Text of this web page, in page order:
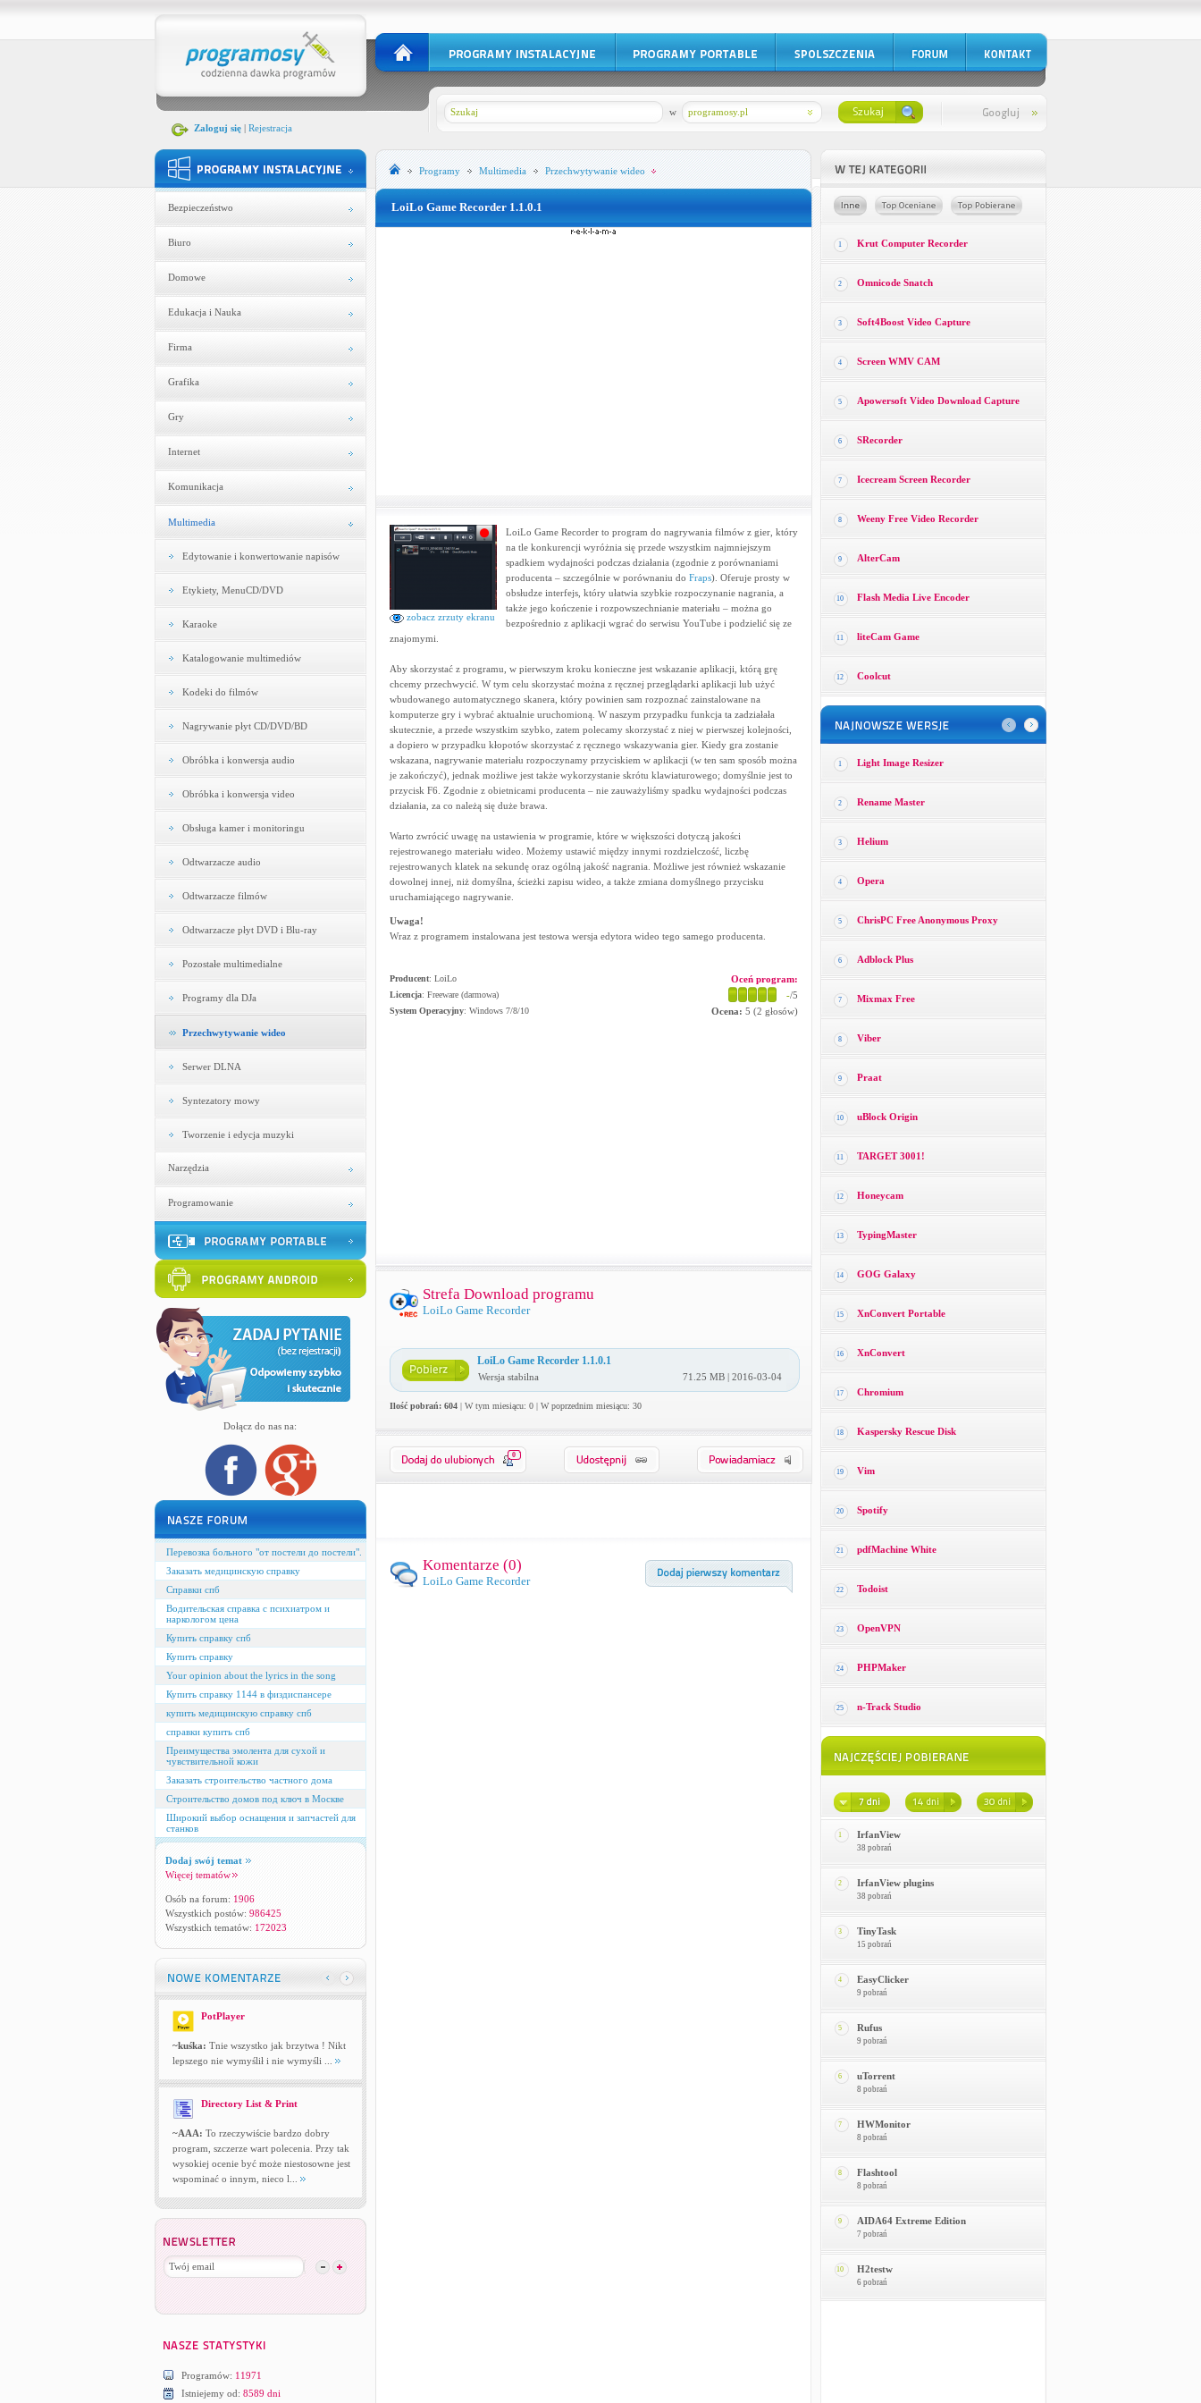
Zaloguj się| Rejestracja
programosy.pl
w
Bezpieczeństwo
Biuro
Domowe
Edukacja i Nauka
Firma
Grafika
Gry
Internet
Komunikacja
Multimedia
Edytowanie i konwertowanie napisów
Etykiety, MenuCD/DVD
Karaoke
Katalogowanie multimediów
Kodeki do filmów
Nagrywanie płyt CD/DVD/BD
Obróbka i konwersja audio
Obróbka i konwersja video
Obsługa kamer i monitoringu
Odtwarzacze audio
Odtwarzacze filmów
Odtwarzacze płyt DVD i Blu-ray
Pozostałe multimedialne
Programy dla DJa
Przechwytywanie wideo
Serwer DLNA
Syntezatory mowy
Tworzenie i edycja muzyki
Narzędzia
Programowanie
Dołącz do nas na:
Перевозка больного "от постели до постели".
Заказать медицинскую справку
Справки спб
Водительская справка с психиатром и
наркологом цена
Купить справку спб
Купить справку
Your opinion about the lyrics in the song
Купить справку 1144 в физдиспансере
купить медицинскую справку спб
справки купить спб
Преимущества эмолента для сухой и
чувствительной кожи
Заказать строительство частного дома
Строительство домов под ключ в Москве
Широкий выбор оснащения и запчастей для
станков
Dodaj swój temat
Więcej tematów
Osób na forum: 1906
Wszystkich postów: 986425
Wszystkich tematów: 172023
PotPlayer
~kuśka: Tnie wszystko jak brzytwa ! Nikt
lepszego nie wymyślił i nie wymyśli ...
Directory List & Print
~AAA: To rzeczywiście bardzo dobry
program, szczerze wart polecenia. Przy tak
wysokiej ocenie być może niestosowne jest
wspominać o innym, nieco l...
Programów: 11971
Istniejemy od: 8589 dni
Programy Multimedia Przechwytywanie wideo
LoiLo Game Recorder 1.1.0.1
zobacz zrzuty ekranu
LoiLo Game Recorder to program do nagrywania filmów z gier, który
na tle konkurencji wyróżnia się przede wszystkim najmniejszym
spadkiem wydajności podczas działania (zgodnie z porównaniami
producenta – szczególnie w porównaniu do Fraps). Oferuje prosty w
obsłudze interfejs, który ułatwia szybkie rozpoczynanie nagrania, a
także jego kończenie i rozpowszechnianie materiału – można go
bezpośrednio z aplikacji wgrać do serwisu YouTube i podzielić się ze
znajomymi.
Aby skorzystać z programu, w pierwszym kroku konieczne jest wskazanie aplikacji, którą grę
chcemy przechwycić. W tym celu skorzystać można z ręcznej przeglądarki aplikacji lub użyć
wbudowanego automatycznego skanera, który powinien sam rozpoznać zainstalowane na
komputerze gry i wybrać aktualnie uruchomioną. W naszym przypadku funkcja ta zadziałała
skutecznie, a przede wszystkim szybko, zatem polecamy skorzystać z niej w pierwszej kolejności,
a dopiero w przypadku kłopotów skorzystać z ręcznego wskazywania gier. Kiedy gra zostanie
wskazana, nagrywanie materiału rozpoczynamy przyciskiem w aplikacji (w ten sam sposób można
je zakończyć), jednak możliwe jest także wykorzystanie skrótu klawiaturowego; domyślnie jest to
przycisk F6. Zgodnie z obietnicami producenta – nie zauważyliśmy spadku wydajności podczas
działania, za co należą się duże brawa.
Warto zwrócić uwagę na ustawienia w programie, które w większości dotyczą jakości
rejestrowanego materiału wideo. Możemy ustawić między innymi rozdzielczość, liczbę
rejestrowanych klatek na sekundę oraz ogólną jakość nagrania. Możliwe jest również wskazanie
dowolnej innej, niż domyślna, ścieżki zapisu wideo, a także zmiana domyślnego przycisku
uruchamiającego nagrywanie.
Uwaga!
Wraz z programem instalowana jest testowa wersja edytora wideo tego samego producenta.
Producent: LoiLo
Licencja: Freeware (darmowa)
System Operacyjny: Windows 7/8/10
Oceń program:
-/5
Ocena: 5 (2 głosów)
Strefa Download programu
LoiLo Game Recorder
LoiLo Game Recorder 1.1.0.1
Wersja stabilna 71.25 MB | 2016-03-04
Ilość pobrań: 604| W tym miesiącu: 0 | W poprzednim miesiącu: 30
0
Komentarze (0)
LoiLo Game Recorder
1 Krut Computer Recorder
2 Omnicode Snatch
3 Soft4Boost Video Capture
4 Screen WMV CAM
5 Apowersoft Video Download Capture
6 SRecorder
7 Icecream Screen Recorder
8 Weeny Free Video Recorder
9 AlterCam
10 Flash Media Live Encoder
11 liteCam Game
12 Coolcut
1 Light Image Resizer
2 Rename Master
3 Helium
4 Opera
5 ChrisPC Free Anonymous Proxy
6 Adblock Plus
7 Mixmax Free
8 Viber
9 Praat
10 uBlock Origin
11 TARGET 3001!
12 Honeycam
13 TypingMaster
14 GOG Galaxy
15 XnConvert Portable
16 XnConvert
17 Chromium
18 Kaspersky Rescue Disk
19 Vim
20 Spotify
21 pdfMachine White
22 Todoist
23 OpenVPN
24 PHPMaker
25 n-Track Studio
1 IrfanView
38 pobrań
2 IrfanView plugins
38 pobrań
3 TinyTask
15 pobrań
4 EasyClicker
9 pobrań
5 Rufus
9 pobrań
6 uTorrent
8 pobrań
7 HWMonitor
8 pobrań
8 Flashtool
8 pobrań
9 AIDA64 Extreme Edition
7 pobrań
10 H2testw
6 pobrań